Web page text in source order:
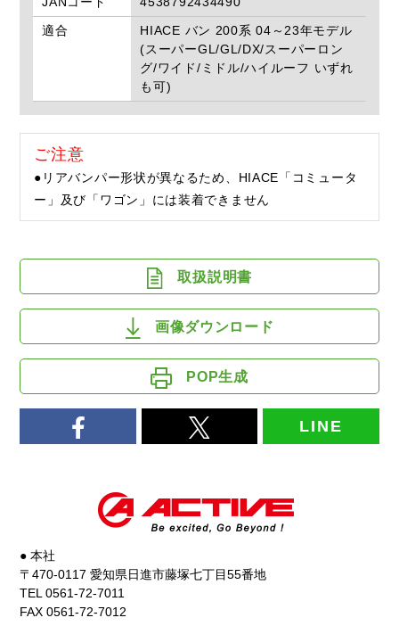
適合
HIACE バン 200系 04～23年モデル
(スーパーGL/GL/DX/スーパーロン
グ/ワイド/ミドル/ハイルーフ いずれ
も可)
ご注意
●リアバンパー形状が異なるため、HIACE「コミュータ
ー」及び「ワゴン」には装着できません
取扱説明書
画像ダウンロード
POP生成
LINE
● 本社
〒470-0117 愛知県日進市藤塚七丁目55番地
TEL 0561-72-7011
FAX 0561-72-7012